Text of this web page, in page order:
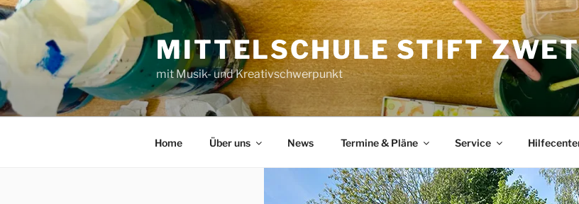
Zum
Inhalt
springen
Home Über uns News Termine & Pläne Service
MITTELSCHULE STIFT
mit Musik- und Kreativschwerpunkt